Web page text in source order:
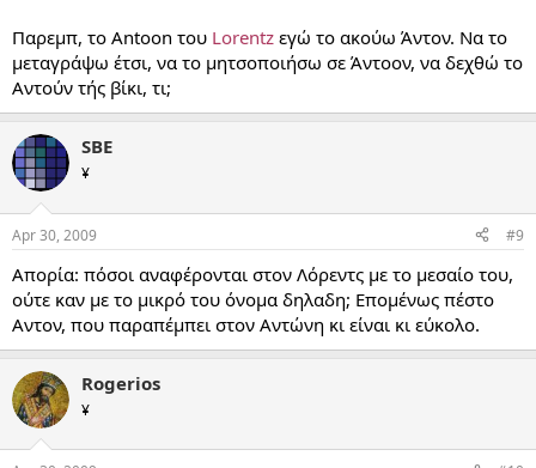
Παρεμπ, το Antoon του Lorentz εγώ το ακούω Άντον. Να το
μεταγράψω έτσι, να το μητσοποιήσω σε Άντοον, να δεχθώ το
Αντούν τής βίκι, τι;
SBE
¥
Apr 30, 2009 #9
Απορία: πόσοι αναφέρονται στον Λόρεντς με το μεσαίο του,
ούτε καν με το μικρό του όνομα δηλαδη; Επομένως πέστο
Αντον, που παραπέμπει στον Αντώνη κι είναι κι εύκολο.
Rogerios
¥